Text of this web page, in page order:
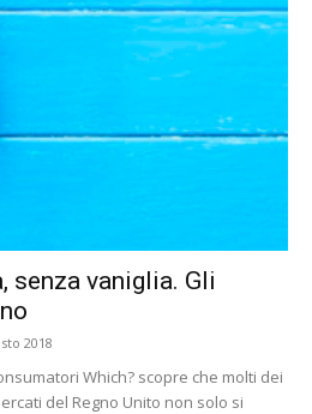
senza vaniglia. Gli
2018
Which? scopre che molti dei
del Regno Unito non solo si